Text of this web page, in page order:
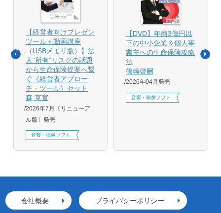
【経営者向けプレゼン
ツール＋動画講座
（USBメモリ版）】法
人“所有”リスクの話題
から生命保険提案へ繋
ぐ《経営者アプロー
チ・ツール》セット
森 克宣
2026年7月〔リニューア
ル版〕発売
音響・映像ソフト
【DVD】年商3億円以
下の中小企業＆個人事
業主への生命保険攻略
法
篠崎啓嗣
2026年04月発売
音響・映像ソフト
会社概要 プライバシーポリシー